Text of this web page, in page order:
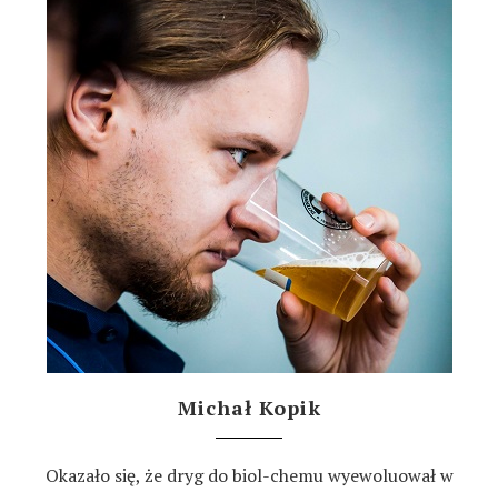
Michał Kopik
Okazało się, że dryg do biol-chemu wyewoluował w